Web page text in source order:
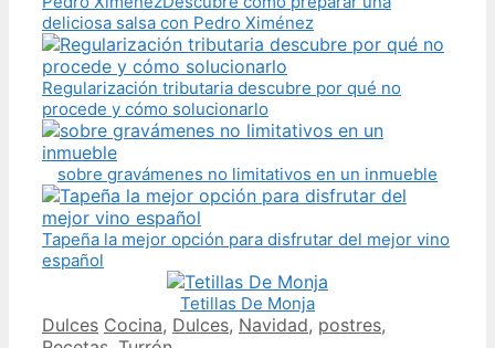
deliciosa salsa con Pedro Ximénez
Regularización tributaria descubre por qué no
procede y cómo solucionarlo
sobre gravámenes no limitativos en un inmueble
Tapeña la mejor opción para disfrutar del mejor vino
español
Tetillas De Monja
Categories
Dulces Tags
Cocina, Dulces, Navidad, postres,